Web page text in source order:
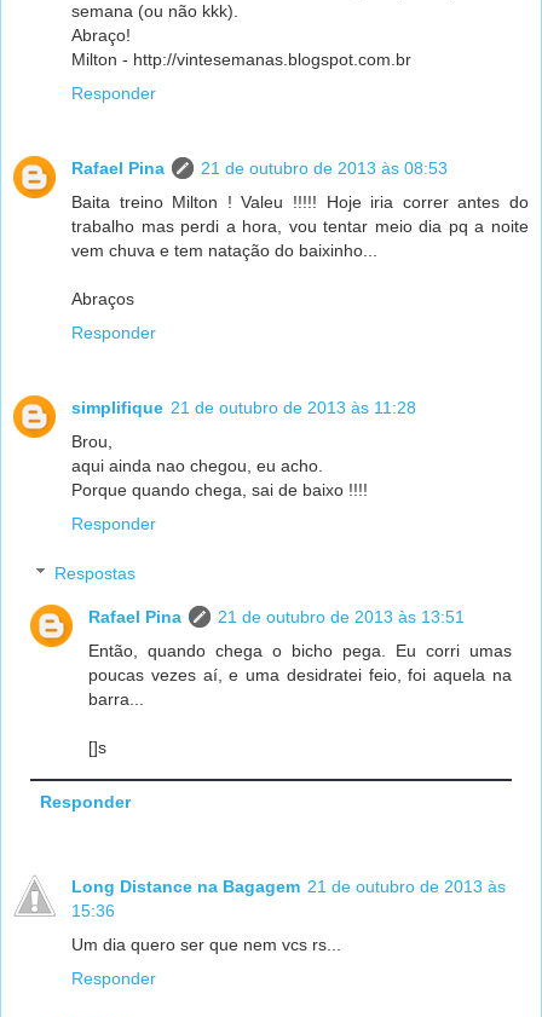
semana (ou não kkk).
Abraço!
Milton - http://vintesemanas.blogspot.com.br
Responder
Rafael Pina
21 de outubro de 2013 às 08:53
Baita treino Milton ! Valeu !!!!! Hoje iria correr antes do
trabalho mas perdi a hora, vou tentar meio dia pq a noite
vem chuva e tem natação do baixinho...
Abraços
Responder
simplifique 21 de outubro de 2013 às 11:28
Brou,
aqui ainda nao chegou, eu acho.
Porque quando chega, sai de baixo !!!!
Responder
Respostas
Rafael Pina
21 de outubro de 2013 às 13:51
Então, quando chega o bicho pega. Eu corri umas
poucas vezes aí, e uma desidratei feio, foi aquela na
barra...
[]s
Responder
Long Distance na Bagagem 21 de outubro de 2013 às
15:36
Um dia quero ser que nem vcs rs...
Responder